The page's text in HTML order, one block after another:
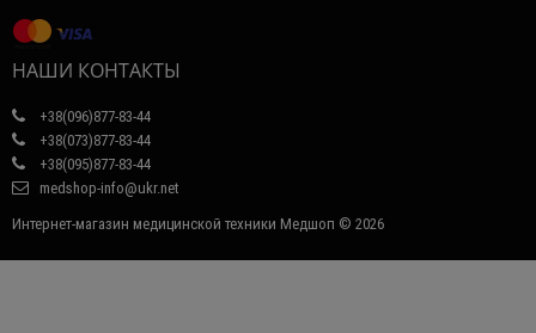
НАШИ КОНТАКТЫ
+38(096)877-83-44
+38(073)877-83-44
+38(095)877-83-44
medshop-info@ukr.net
Интернет-магазин медицинской техники Медшоп © 2026